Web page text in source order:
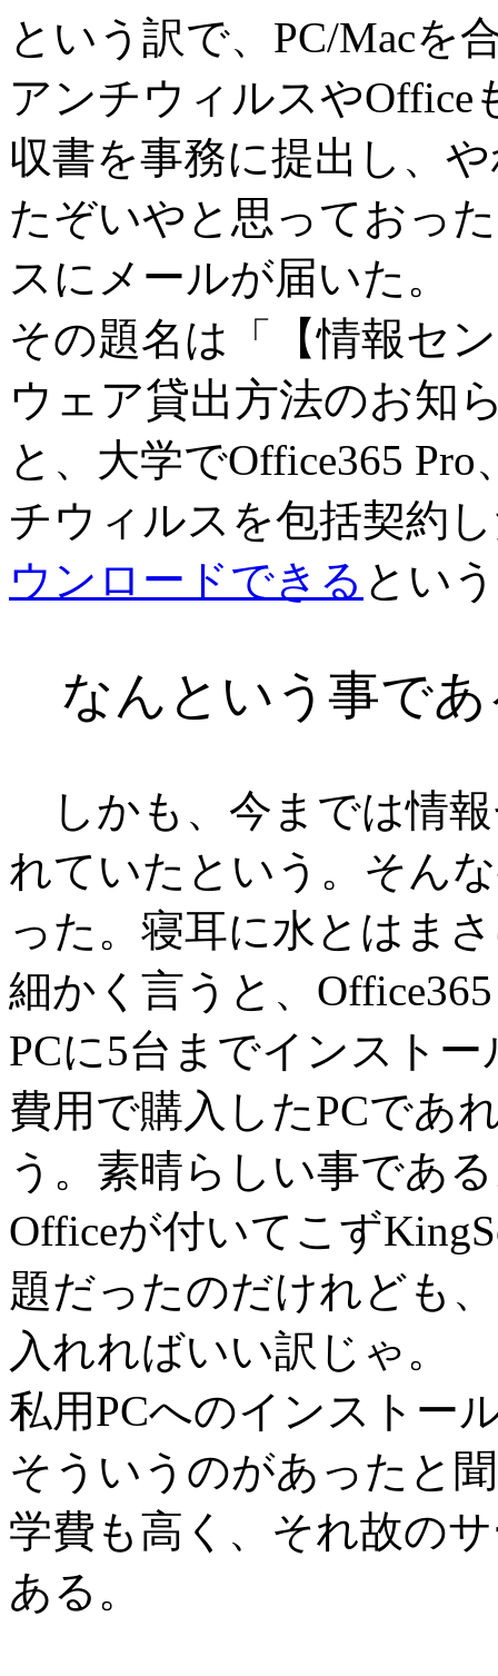
という訳で、PC/Macを
アンチウィルスや
収書を事務に提出し、
たぞいやと思っておっ
スにメールが届いた。
その題名は「
【情報セ
ウェア貸出方法のお知
と、大学でOffice365 Pro
チウィルスを包括契約
ウンロードできる とい
なんという事であ
しかも、今までは情
れていたという。そん
った。寝耳に水とはま
細かく言うと、
PCに5台までインスト
費用で購入したPCであ
う。素晴らしい事であ
Officeが付いてこず
題だったのだけれども
入れればいい訳じゃ。
私用PCへのインストー
そういうのがあったと
学費も高く、それ故の
ある。